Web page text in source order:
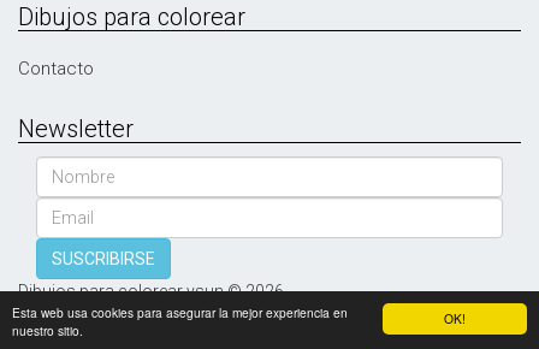
OK!
Esta web usa cookies para asegurar la mejor experiencia en
nuestro sitio.
Dibujos para colorear
Contacto
Newsletter
Nombre
Email
SUSCRIBIRSE
Dibujos para colorear vsun © 2026